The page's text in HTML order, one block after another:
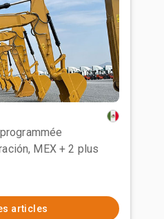
MEX + 2 plus
articles